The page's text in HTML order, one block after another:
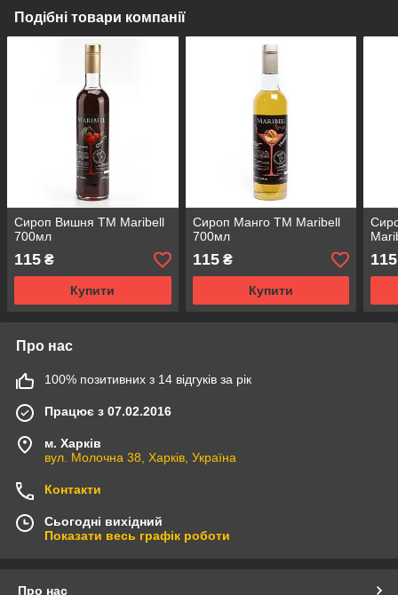
Подібні товари компанії
Сироп Вишня TM Maribell
700мл
115 ₴
Купити
Сироп Манго TM Maribell
700мл
115₴
Купити
115
Про нас
100% позитивних з 14 відгуків за рік
Працює з 07.02.2016
м. Харків
вул. Молочна 38, Харків, Україна
Контакти
Сьогодні вихідний
Показати весь графік роботи
Про нас